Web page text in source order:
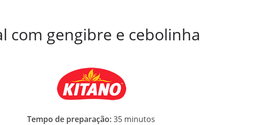
com gengibre e cebolinha
Tempo de preparação:35 minutos